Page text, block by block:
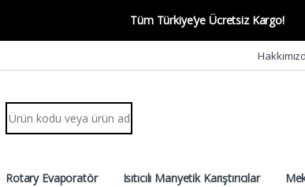
Tüm Türkiye’ye Ücretsiz Kargo!
Search for:
Rotary Evaporatör Isıtıcılı Manyetik Karıştırıcılar